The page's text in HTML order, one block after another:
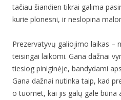
tačiau šiandien tikrai galima
kurie plonesni, ir neslopina
Prezervatyvų galiojimo laikas –
teisingai laikomi. Gana dažnai
tiesiog piniginėje, bandydami
Gana dažnai nutinka taip, kad
o tuomet, kai jis galų gale būna